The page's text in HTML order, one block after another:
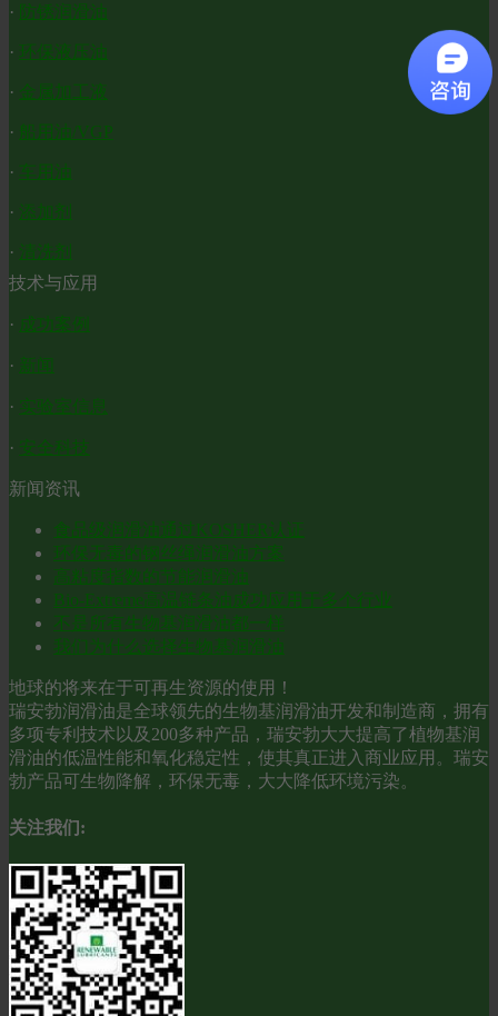
· 防锈润滑油
· 环保液压油
· 金属加工液
· 船用油/VGP
· 车用油
· 添加剂
· 清洗剂
技术与应用
· 成功案例
· 新闻
· 实验室信息
· 安全科技
新闻资讯
食品级润滑油通过KOSHER认证
环保无毒的钢丝绳润滑油方案
高粘度指数的节能润滑油
Bio-Extreme高温链条油成功应用于多个行业
不是所有生物基润滑油都一样
我们为什么选择生物基润滑油
地球的将来在于可再生资源的使用！
瑞安勃润滑油是全球领先的生物基润滑油开发和制造商，拥有
多项专利技术以及200多种产品，瑞安勃大大提高了植物基润
滑油的低温性能和氧化稳定性，使其真正进入商业应用。瑞安
勃产品可生物降解，环保无毒，大大降低环境污染。
关注我们: